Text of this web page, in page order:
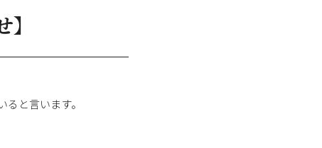
と言います。